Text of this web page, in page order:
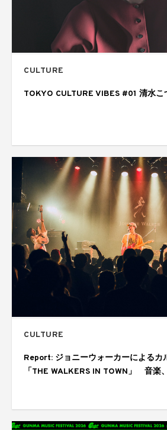
CULTURE
TOKYO CULTURE VIBES #01 清水こ
CULTURE
Report: ジョニーウォーカーによるカ
「THE WALKERS IN TOWN」 音楽